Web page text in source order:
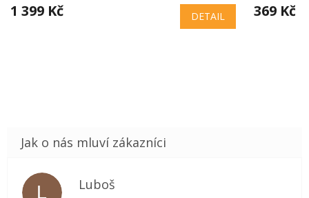
1 399 Kč DETAIL 369 Kč
L Luboš